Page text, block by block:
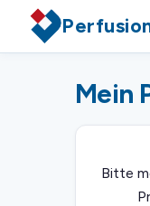
Mein
Bitte